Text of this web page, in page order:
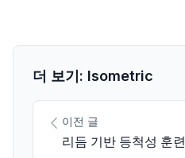
더 보기: Isometric
이전 글
리듬 기반 등척성 훈련